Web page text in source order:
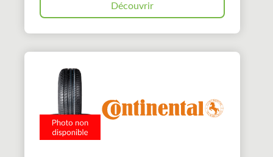
Découvrir